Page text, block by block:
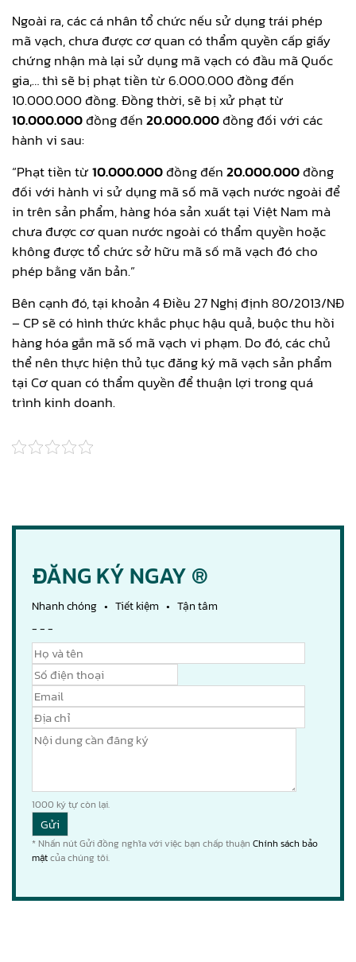
Ngoài ra, các cá nhân tổ chức nếu sử dụng trái phép
mã vạch, chưa được cơ quan có thẩm quyền cấp giấy
chứng nhận mà lại sử dụng mã vạch có đầu mã Quốc
gia,… thì sẽ bị phạt tiền từ 6.000.000 đồng đến
10.000.000 đồng. Đồng thời, sẽ bị xử phạt từ
10.000.000đồng đến20.000.000đồng đối với các
hành vi sau:
“Phạt tiền từ10.000.000đồng đến20.000.000đồng
đối với hành vi sử dụng mã số mã vạch nước ngoài để
in trên sản phẩm, hàng hóa sản xuất tại Việt Nam mà
chưa được cơ quan nước ngoài có thẩm quyền hoặc
không được tổ chức sở hữu mã số mã vạch đó cho
phép bằng văn bản.”
Bên cạnh đó, tại khoản 4 Điều 27 Nghị định 80/2013/NĐ
– CP sẽ có hình thức khắc phục hậu quả, buộc thu hồi
hàng hóa gắn mã số mã vạch vi phạm. Do đó, các chủ
thể nên thực hiện thủ tục đăng ký mã vạch sản phẩm
tại Cơ quan có thẩm quyền để thuận lợi trong quá
trình kinh doanh.
ĐĂNG KÝ NGAY ®
Nhanh chóng • Tiết kiệm • Tận tâm
- - -
1000 ký tự còn lại.
* Nhấn nút Gửi đồng nghĩa với việc bạn chấp thuận Chính sách bảo
mậtcủa chúng tôi.